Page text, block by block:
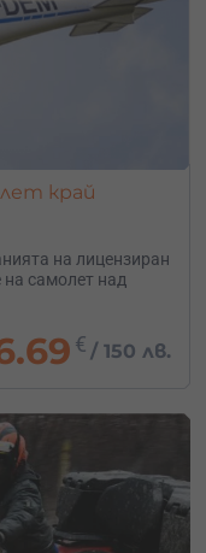
край
на лицензиран
на самолет над
€ / 150 лв.